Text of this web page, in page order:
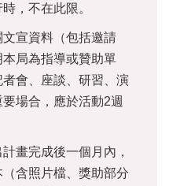
，不在此限。
宣資料（包括邀請
局為指導或贊助單
會、座談、研習、演
場合，應於活動2週
畫完成後一個月內，
含照片檔、獎助部分